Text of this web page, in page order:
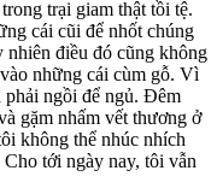
trại giam thật tồi tệ.
cái cũi để nhốt chúng
nhiên điều đó cũng không
những cái cùm gỗ. Vì
phải ngồi để ngủ. Đêm
gặm nhấm vết thương ở
không thể nhúc nhích
tới ngày nay, tôi vẫn